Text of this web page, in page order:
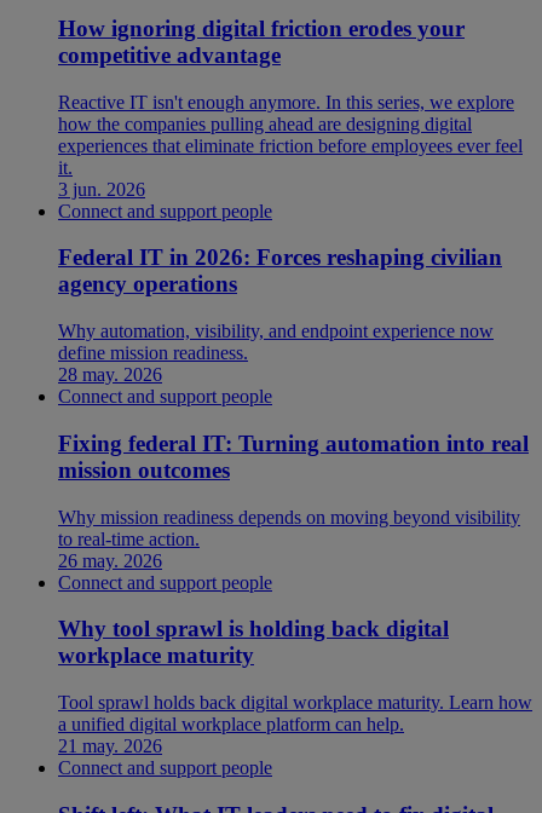
How ignoring digital friction erodes your
competitive advantage
Reactive IT isn't enough anymore. In this series, we explore
how the companies pulling ahead are designing digital
experiences that eliminate friction before employees ever feel
it.
3 jun. 2026
Connect and support people
Federal IT in 2026: Forces reshaping civilian
agency operations
Why automation, visibility, and endpoint experience now
define mission readiness.
28 may. 2026
Connect and support people
Fixing federal IT: Turning automation into real
mission outcomes
Why mission readiness depends on moving beyond visibility
to real-time action.
26 may. 2026
Connect and support people
Why tool sprawl is holding back digital
workplace maturity
Tool sprawl holds back digital workplace maturity. Learn how
a unified digital workplace platform can help.
21 may. 2026
Connect and support people